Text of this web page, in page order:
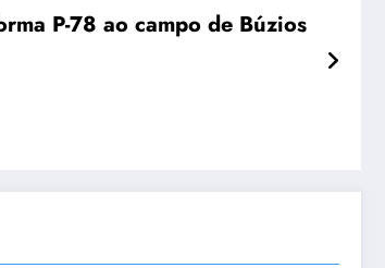
P-78 ao campo de Búzios